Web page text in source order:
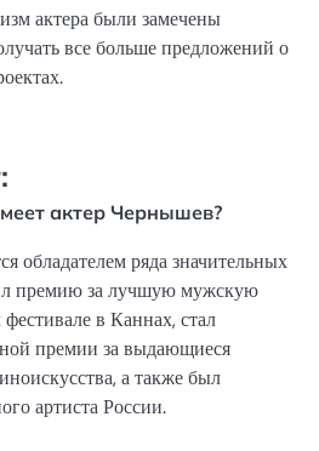
актера были замечены
все больше предложений о
актер Чернышев?
обладателем ряда значительных
премию за лучшую мужскую
в Каннах, стал
премии за выдающиеся
а также был
артиста России.